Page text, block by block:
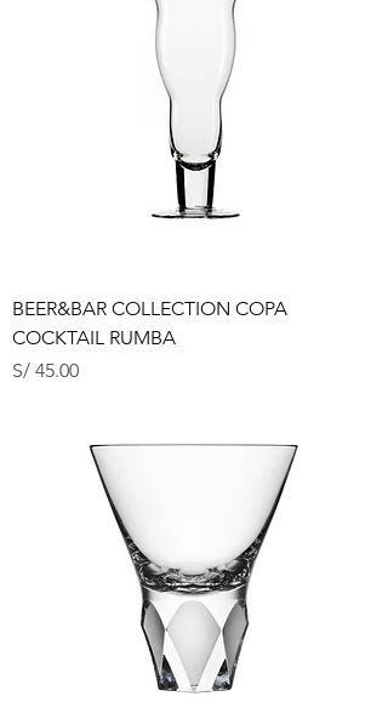
BEER&BAR COLLECTION COPA
COCKTAIL RUMBA
Precio
S/ 45.00